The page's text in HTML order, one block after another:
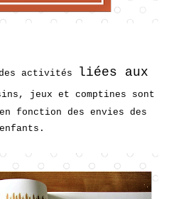
activités
liées aux
jeux et comptines sont
fonction des envies des
enfants.